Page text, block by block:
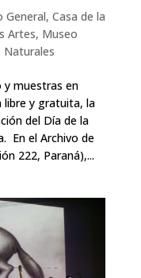
General, Casa de la
Artes, Museo
Naturales
y muestras en
libre y gratuita, la
del Día de la
En el Archivo de
222, Paraná),...